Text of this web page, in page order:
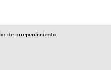
de arrepentimiento